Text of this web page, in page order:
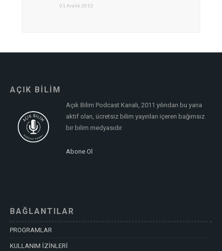
01 Aralık 2013
AÇIK BİLİM
Açık Bilim Podcast Kanalı, 2011 yılından bu yana
aktif olan, ücretsiz bilim yayınları içeren bağımsız
bir bilim medyasıdır.
Abone Ol
BAĞLANTILAR
PROGRAMLAR
KULLANIM İZİNLERİ